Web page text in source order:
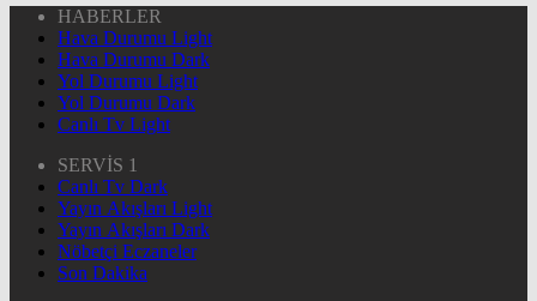
HABERLER
Hava Durumu Light
Hava Durumu Dark
Yol Durumu Light
Yol Durumu Dark
Canlı Tv Light
SERVİS 1
Canlı Tv Dark
Yayın Akışları Light
Yayın Akışları Dark
Nöbetçi Eczaneler
Son Dakika